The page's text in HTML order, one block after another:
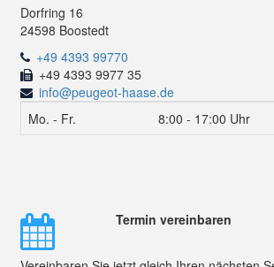
Dorfring 16
24598 Boostedt
+49 4393 99770
+49 4393 9977 35
info@peugeot-haase.de
Mo. - Fr.
8:00 - 17:00 Uhr
Termin vereinbaren